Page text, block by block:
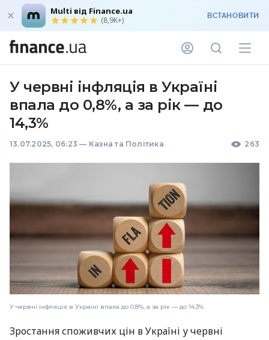
Multi від Finance.ua
(8,9K+) ВСТАНОВИТИ
У червні інфляція в Україні
впала до 0,8%, а за рік — до
14,3%
13.07.2025, 06:23 — Казна та Політика 263
У червні інфляція в Україні впала до 0,8%, а за рік — до 14,3%
Зростання споживчих цін в Україні у червні